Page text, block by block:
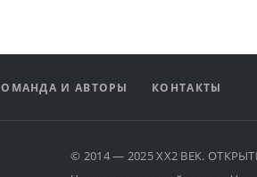
И АВТОРЫ КОНТАКТЫ
© 2014 — 2025 XX2 ВЕК.